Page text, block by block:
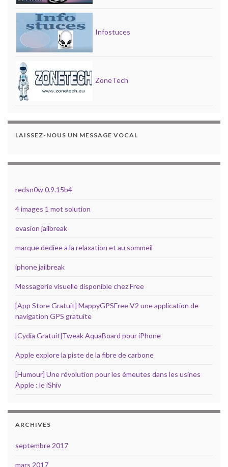
Infostuces
ZoneTech
LAISSEZ-NOUS UN MESSAGE VOCAL
redsn0w 0.9.15b4
4 images 1 mot solution
evasion jailbreak
marque dediee a la relaxation et au sommeil
iphone jailbreak
Messagerie visuelle disponible chez Free
[App Store Gratuit] MappyGPSFree V2 une application de
navigation GPS gratuite
[Cydia Gratuit]Tweak AquaBoard pour iPhone
Apple explore la piste de la fibre de carbone
[Humour] Une révolution pour les émeutes dans les usines
Apple : le iShiv
ARCHIVES
septembre 2017
mars 2017